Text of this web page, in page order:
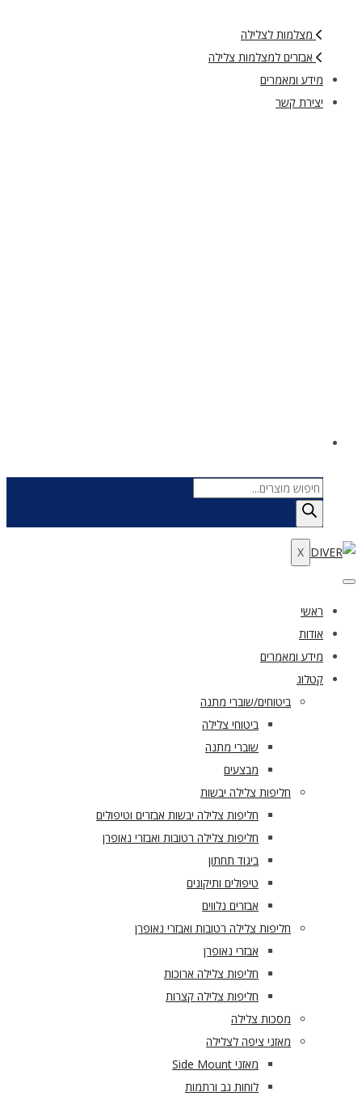
מצלמות לצלילה
אבזרים למצלמות צלילה
מידע ומאמרים
יצירת קשר
Products
search
X
ראשי
אודות
מידע ומאמרים
קטלוג
ביטוחים/שוברי מתנה
ביטוחי צלילה
שוברי מתנה
מבצעים
חליפות צלילה יבשות
חליפות צלילה יבשות אבזרים וטיפולים
חליפות צלילה רטובות ואבזרי נאופרן
ביגוד תחתון
טיפולים ותיקונים
אבזרים נלווים
חליפות צלילה רטובות ואבזרי נאופרן
אבזרי נאופרן
חליפות צלילה ארוכות
חליפות צלילה קצרות
מסכות צלילה
מאזני ציפה לצלילה
מאזני Side Mount
לוחות גב ורתמות